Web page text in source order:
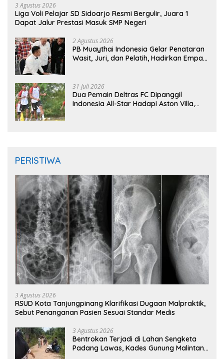
3 Agustus 2026
Liga Voli Pelajar SD Sidoarjo Resmi Bergulir, Juara 1
Dapat Jalur Prestasi Masuk SMP Negeri
2 Agustus 2026
PB Muaythai Indonesia Gelar Penataran
Wasit, Juri, dan Pelatih, Hadirkan Empat
31 Juli 2026
Dua Pemain Deltras FC Dipanggil
Indonesia All-Star Hadapi Aston Villa,
PERISTIWA
3 Agustus 2026
RSUD Kota Tanjungpinang Klarifikasi Dugaan Malpraktik,
Sebut Penanganan Pasien Sesuai Standar Medis
3 Agustus 2026
Bentrokan Terjadi di Lahan Sengketa
Padang Lawas, Kades Gunung Malintang